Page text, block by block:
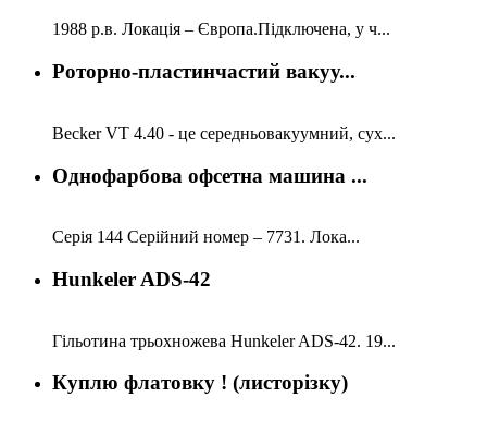
1988 р.в. Локація – Європа.Підключена, у ч...
Роторно-пластинчастий вакуу...
Becker VT 4.40 - це середньовакуумний, сух...
Однофарбова офсетна машина ...
Серія 144 Серійний номер – 7731. Лока...
Hunkeler ADS-42
Гільотина трьохножева Hunkeler ADS-42. 19...
Куплю флатовку ! (листорізку)